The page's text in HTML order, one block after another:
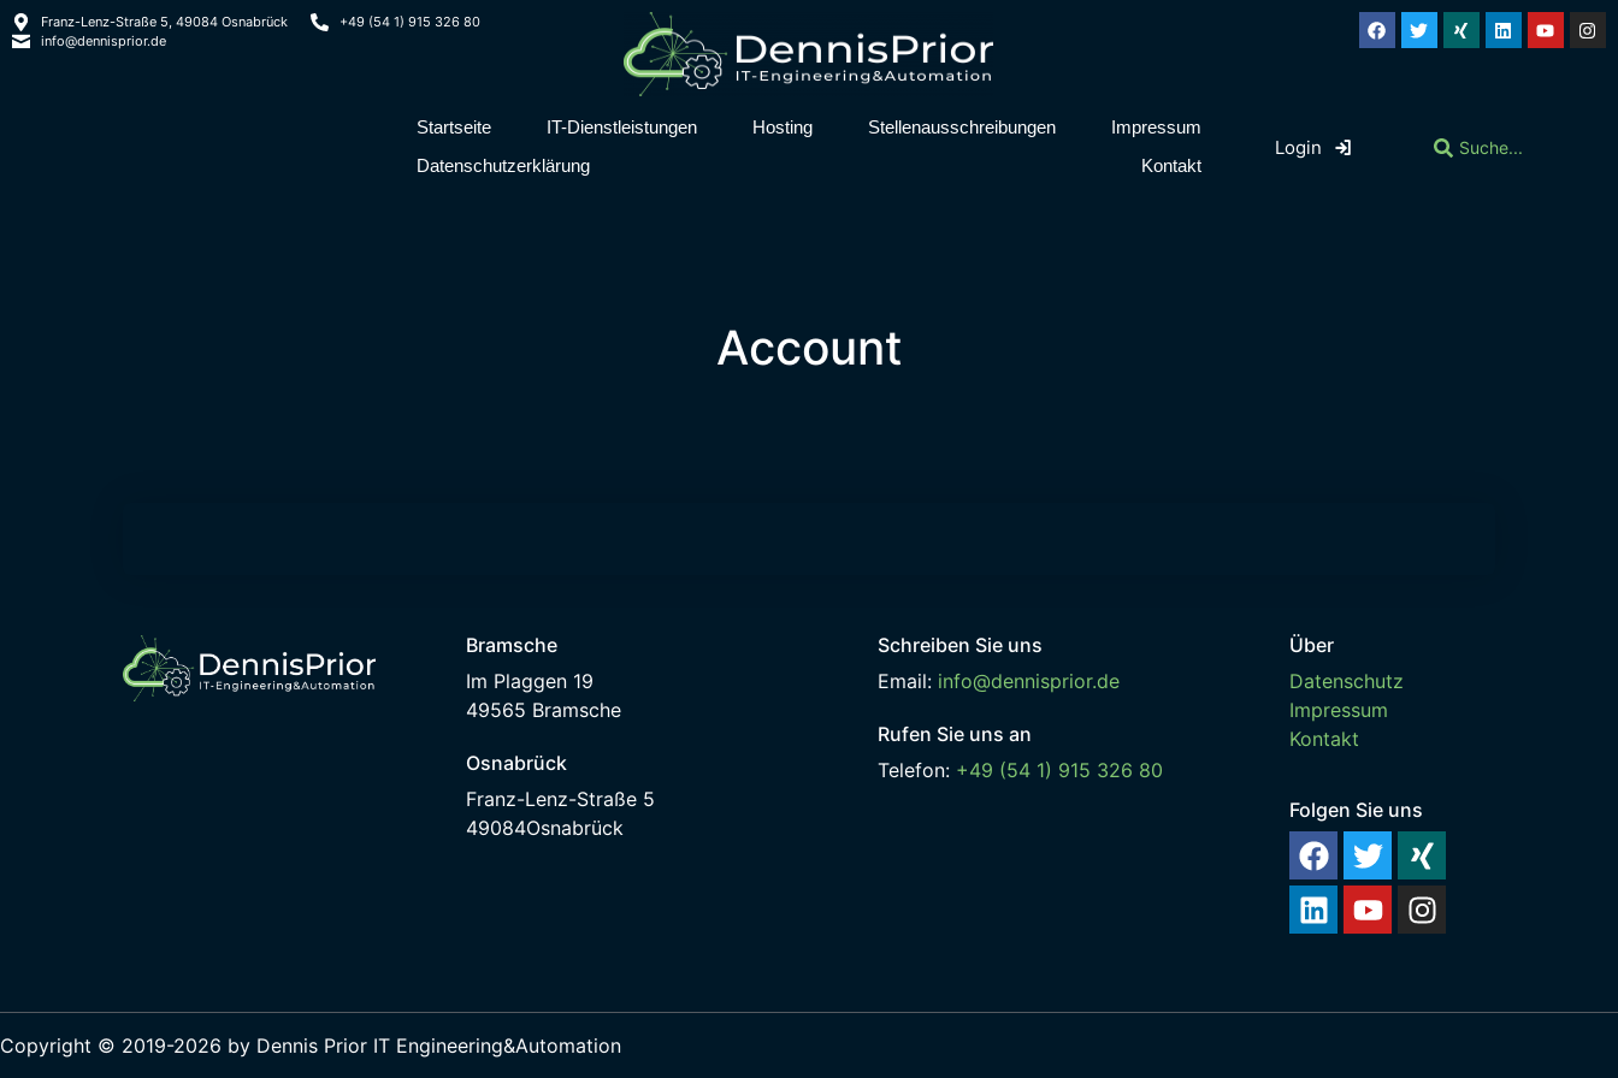
Franz-Lenz-Straße 5, 49084 Osnabrück
+49 (54 1) 915 326 80
info@dennisprior.de
Startseite IT-Dienstleistungen Hosting Stellenausschreibungen
Impressum
Datenschutzerklärung
Kontakt
Login
Account
Bramsche
Im Plaggen 19
49565 Bramsche
Osnabrück
Franz-Lenz-Straße 5
49084Osnabrück
Schreiben Sie uns
Email: info@dennisprior.de
Rufen Sie uns an
Telefon: +49 (54 1) 915 326 80
Über
Datenschutz
Impressum
Kontakt
Folgen Sie uns
Copyright © 2019-2026 by Dennis Prior IT Engineering&Automation